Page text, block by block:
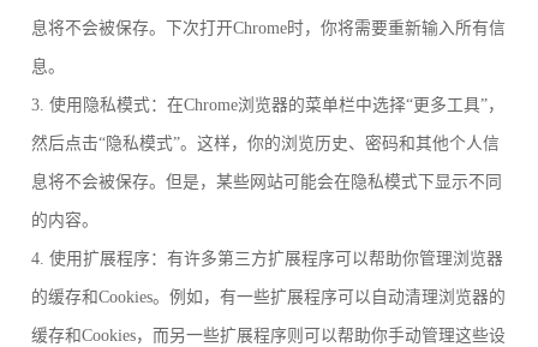
息将不会被保存。下次打开Chrome时，你将需要重新输入所有信
息。
3. 使用隐私模式：在Chrome浏览器的菜单栏中选择“更多工具”，
然后点击“隐私模式”。这样，你的浏览历史、密码和其他个人信
息将不会被保存。但是，某些网站可能会在隐私模式下显示不同
的内容。
4. 使用扩展程序：有许多第三方扩展程序可以帮助你管理浏览器
的缓存和Cookies。例如，有一些扩展程序可以自动清理浏览器的
缓存和Cookies，而另一些扩展程序则可以帮助你手动管理这些设